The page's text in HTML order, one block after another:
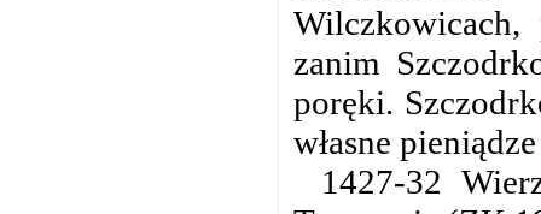
Wilczkowicach,
zanim
poręki.
własne
1427-32